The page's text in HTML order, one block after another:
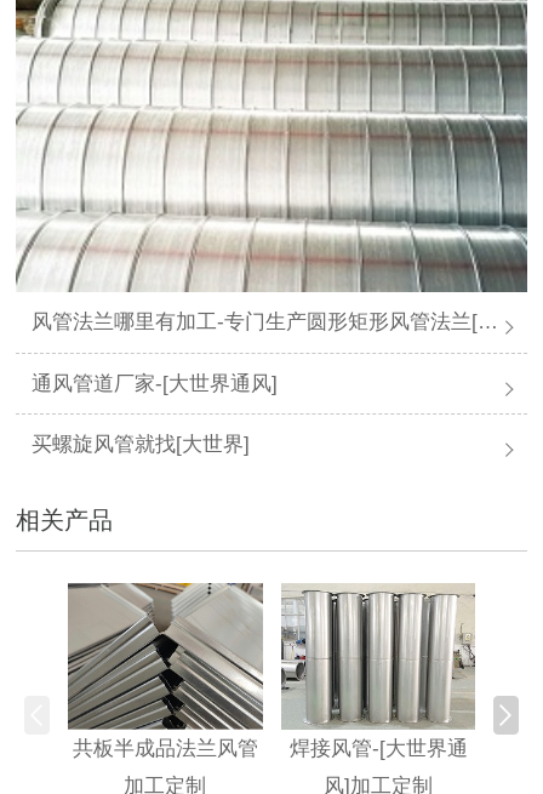
风管法兰哪里有加工-专门生产圆形矩形风管法兰[大世界通风]
通风管道厂家-[大世界通风]
买螺旋风管就找[大世界]
相关产品
共板半成品法兰风管
加工定制
焊接风管-[大世界通
风]加工定制